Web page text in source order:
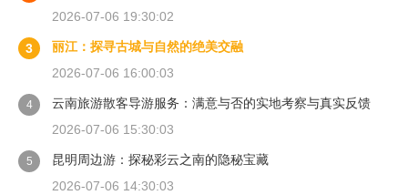
2026-07-06 19:30:02
3
丽江：探寻古城与自然的绝美交融
2026-07-06 16:00:03
4
云南旅游散客导游服务：满意与否的实地考察与真实反馈
2026-07-06 15:30:03
5
昆明周边游：探秘彩云之南的隐秘宝藏
2026-07-06 14:30:03